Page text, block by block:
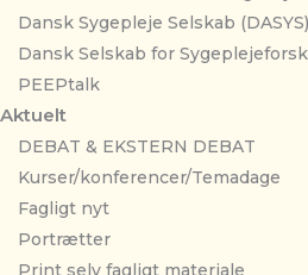
Dansk Sygepleje Selskab (DASYS)
Dansk Selskab for
PEEPtalk
Aktuelt
DEBAT & EKSTERN DEBAT
Kurser/konferencer/Temadage
Fagligt nyt
Portrætter
Print selv fagligt materiale